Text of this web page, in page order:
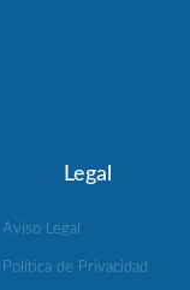
Legal
Aviso Legal
Política de Privacidad